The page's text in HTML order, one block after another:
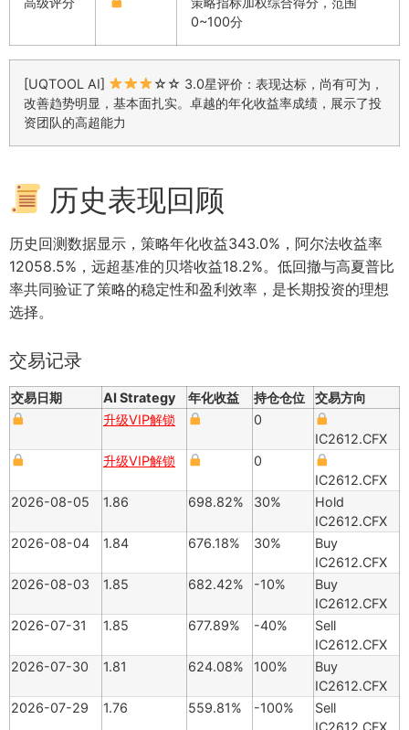
0~100分
[UQTOOL AI]
☆☆ 3.0星评价：表现达标，尚有可为，
改善趋势明显，基本面扎实。卓越的年化收益率成绩，展示了投
资团队的高超能力
历史表现回顾
历史回测数据显示，策略年化收益343.0%，阿尔法收益率
12058.5%，远超基准的贝塔收益18.2%。低回撤与高夏普比
率共同验证了策略的稳定性和盈利效率，是长期投资的理想
选择。
交易记录
交易日期 AI Strategy 年化收益 持仓仓位
交易方向
升级VIP解锁
0
IC2612.CFX
升级VIP解锁
0
IC2612.CFX
2026-08-05
1.86 698.82% 30%
Hold
IC2612.CFX
2026-08-04
1.84 676.18% 30%
Buy
IC2612.CFX
2026-08-03
1.85 682.42% -10%
Buy
IC2612.CFX
2026-07-31
1.85 677.89% -40%
Sell
IC2612.CFX
2026-07-30
1.81 624.08% 100%
Buy
IC2612.CFX
2026-07-29
1.76 559.81% -100%
Sell
IC2612.CFX